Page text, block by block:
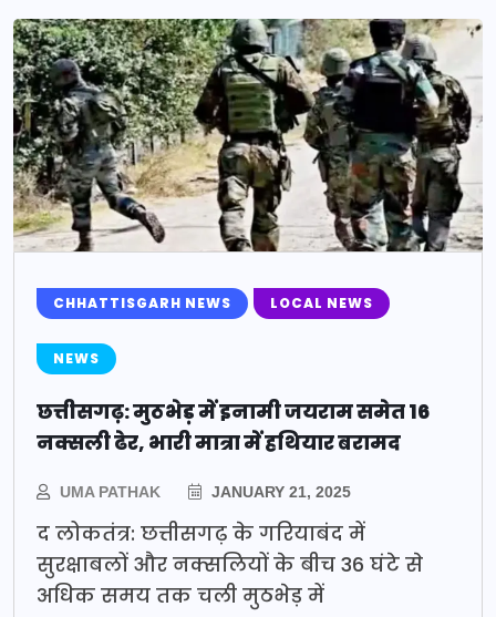
CHHATTISGARH NEWS LOCAL NEWS
NEWS
छत्तीसगढ़: मुठभेड़ में इनामी जयराम समेत 16
नक्सली ढेर, भारी मात्रा में हथियार बरामद
UMA PATHAK JANUARY 21, 2025
द लोकतंत्र: छत्तीसगढ़ के गरियाबंद में
सुरक्षाबलों और नक्सलियों के बीच 36 घंटे से
अधिक समय तक चली मुठभेड़ में